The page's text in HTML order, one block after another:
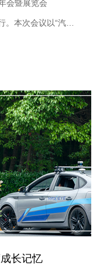
会暨展览会
。本次会议以“汽车
长记忆